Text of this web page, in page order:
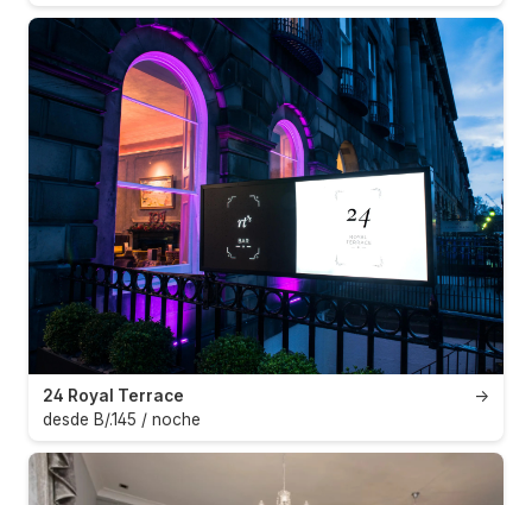
→
24 Royal Terrace
desde B/.145 / noche